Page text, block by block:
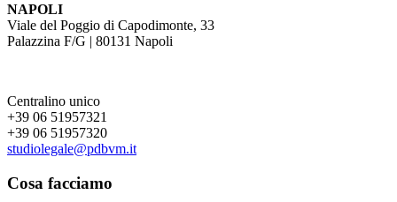
NAPOLI
Viale del Poggio di Capodimonte, 33
Palazzina F/G | 80131 Napoli
Centralino unico
+39 06 51957321
+39 06 51957320
studiolegale@pdbvm.it
Cosa facciamo